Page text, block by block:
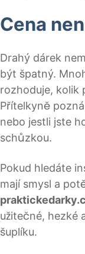
Cena
Drahý dárek
být špatný.
rozhoduje, kolik
Přítelkyně
nebo jestli jste
schůzkou.
Pokud hledáte
mají smysl a
užitečné, hezké
šuplíku.